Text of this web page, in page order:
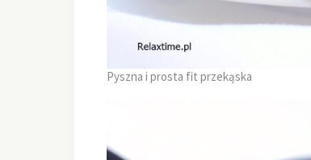
Pyszna i prosta fit przekąska